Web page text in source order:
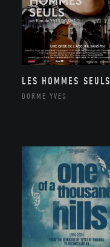
LES HOMMES SEULS
DORME YVES